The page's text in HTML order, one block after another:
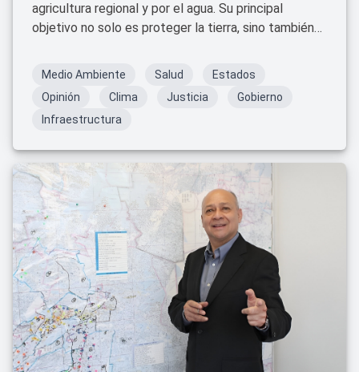
agricultura regional y por el agua. Su principal
objetivo no solo es proteger la tierra, sino también
climático y el desabasto de agua, así como
federales, estatales y municipales.
Medio Ambiente Salud
Estados
Opinión
Clima Justicia
Gobierno
Infraestructura